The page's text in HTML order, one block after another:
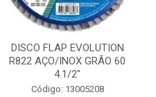
DISCO FLAP EVOLUTION
R822 AÇO/INOX GRÃO 60
4.1/2"
Código: 13005208